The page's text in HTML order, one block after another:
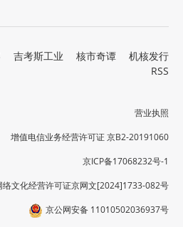
吉考斯工业 核市奇谭
机核发行
RSS
营业执照
增值电信业务经营许可证 京B2-20191060
京ICP备17068232号-1
络文化经营许可证京网文[2024]1733-082号
京公网安备 11010502036937号